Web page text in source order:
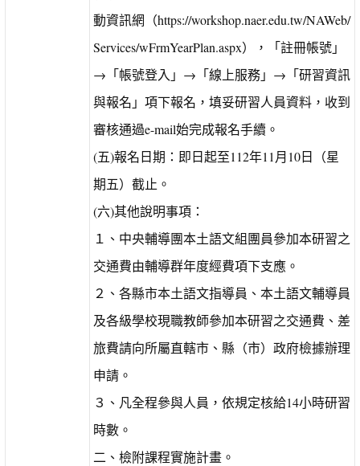
動資訊網（https://workshop.naer.edu.tw/NAWeb/
Services/wFrmYearPlan.aspx），「註冊帳號」
→「帳號登入」→「線上服務」→「研習資訊
與報名」項下報名，填妥研習人員資料，收到
審核通過e-mail始完成報名手續。
(五)報名日期：即日起至112年11月10日（星
期五）截止。
(六)其他說明事項：
１、中央輔導團本土語文組團員參加本研習之
交通費由輔導群年度經費項下支應。
２、各縣市本土語文指導員、本土語文輔導員
及各級學校現職教師參加本研習之交通費、差
旅費請向所屬直轄市、縣（市）政府檢據辦理
申請。
３、凡全程參與人員，依規定核給14小時研習
時數。
二、檢附課程實施計畫。